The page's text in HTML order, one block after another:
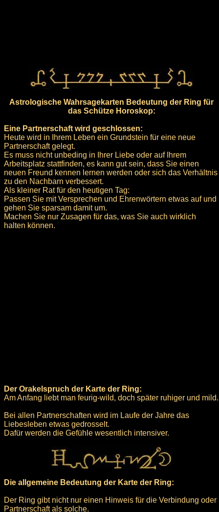
Astrologische Wahrsagekarten Bedeutung der Ring für
das Schütze Horoskop:
Eine Partnerschaft wird geschlossen:
Heute wird in Ihrem Leben ein Grundstein für eine neue
Partnerschaft gelegt.
Es muss nicht unbeding in Ihrer Liebe oder auf Ihrem
Arbeitsplatz stattfinden, es kann gut sein, dass Sie einen
neuen Freund kennen lernen werden oder sich das Verhältnis
zu den Nachbarn verbessert.
Als kleiner Rat für den heutigen Tag:
Passen Sie mit Versprechen und Ehrenwörtern etwas auf und
gehen Sie sparsam damit um.
Machen Sie nur Zusagen für das, was Sie auch wirklich
halten können.
Der Orakelspruch der Karte der Ring:
Am Anfang liebt man feurig-wild, doch später ruhiger und mild.
Bei allen Partnerschaften wird im Laufe der Jahre das
Liebesleben etwas gedrosselt.
Dafür werden die Gefühle wesentlich intensiver.
Die allgemeine Bedeutung der Karte der Ring:
Der Ring gibt nicht nur einen Hinweis für die Verbindung oder
Partnerschaft als solche.